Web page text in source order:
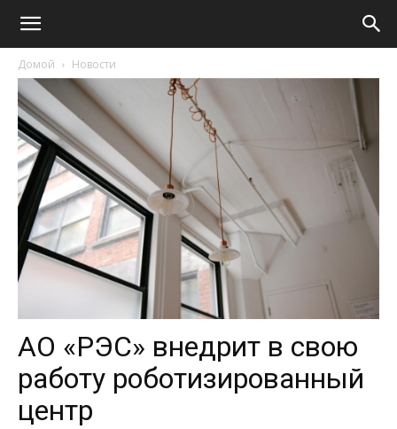
Домой Новости
АО «РЭС» внедрит в свою
работу роботизированный
центр